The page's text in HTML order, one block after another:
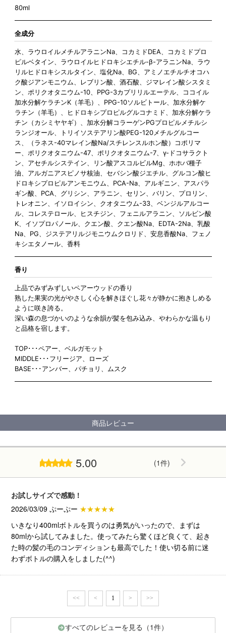
80ml
全成分
水、ラウロイルメチルアラニンNa、コカミドDEA、コカミドプロ
ピルベタイン、ラウロイルヒドロキシエチル-β-アラニンNa、ラウ
リルヒドロキシスルタイン、塩化Na、BG、アミノエチルチオコハ
ク酸ジアンモニウム、レブリン酸、酒石酸、ジマレイン酸シスタミ
ン、ポリクオタニウム-10、PPG-3カプリリルエーテル、ココイル
加水分解ケラチンK（羊毛）、PPG-10ソルビトール、加水分解ケ
ラチン（羊毛）、ヒドロキシプロピルグルコナミド、加水分解ケラ
チン（カシミヤヤギ）、加水分解コラーゲンPGプロピルメチルシ
ランジオール、トリイソステアリン酸PEG-120メチルグルコー
ス、（ラネス-40マレイン酸Na/スチレンスルホン酸）コポリマ
ー、ポリクオタニウム-47、ポリクオタニウム-7、γ-ドコサラクト
ン、アセチルシステイン、リン酸アスコルビルMg、ホホバ種子
油、アルガニアスピノサ核油、セバシン酸ジエチル、グルコン酸ヒ
ドロキシプロピルアンモニウム、PCA-Na、アルギニン、アスパラ
ギン酸、PCA、グリシン、アラニン、セリン、バリン、プロリン、
トレオニン、イソロイシン、クオタニウム-33、ベンジルアルコー
ル、コレステロール、ヒスチジン、フェニルアラニン、ソルビン酸
K、イソプロパノール、クエン酸、クエン酸Na、EDTA-2Na、乳酸
Na、PG、ジステアリルジモニウムクロリド、安息香酸Na、フェノ
キシエタノール、香料
香り
上品でみずみずしいペアーウッドの香り
熟した果実の光がやさしく心を解きほぐし花々が静かに抱きしめる
ように咲き誇る。
深い森の息づかいのような余韻が髪を包み込み、やわらかな温もり
と品格を宿します。
TOP･･･ペアー、ベルガモット
MIDDLE･･･フリージア、ローズ
BASE･･･アンバー、パチョリ、ムスク
商品レビュー
5.00 (1件)
お試しサイズで感動！
2026/03/09 ぷーぷー ★★★★★
いきなり400mlボトルを買うのは勇気がいったので、まずは
80mlから試してみました。使ってみたら驚くほど良くて、起き
た時の髪の毛のコンディションも最高でした！使い切る前に迷
わずボトルの購入をしました(^^)
<< < 1 > >>
すべてのレビューを見る（1件）